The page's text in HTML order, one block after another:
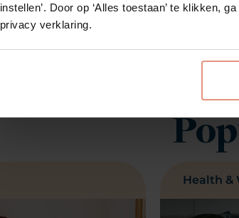
instellen’. Door op ‘Alles toestaan’ te klikken,
privacy verklaring.
Health &